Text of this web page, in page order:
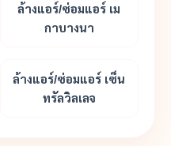
ล้างแอร์/ซ่อมแอร์ เม
กาบางนา
ล้างแอร์/ซ่อมแอร์ เซ็น
ทรัลวิลเลจ